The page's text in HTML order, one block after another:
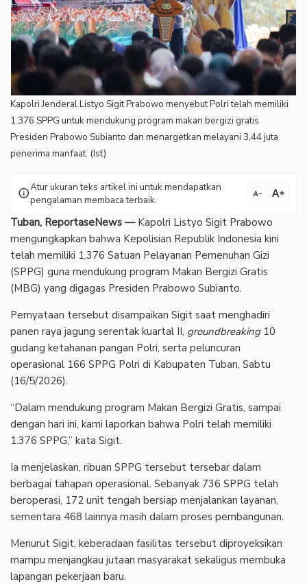
Kapolri Jenderal Listyo Sigit Prabowo menyebut Polri telah memiliki
1.376 SPPG untuk mendukung program makan bergizi gratis
Presiden Prabowo Subianto dan menargetkan melayani 3,44 juta
penerima manfaat. (Ist)
infoAtur ukuran teks artikel ini untuk mendapatkan
pengalaman membaca terbaik.
text_decrease text_increase
Tuban, ReportaseNews —Kapolri Listyo Sigit Prabowo
mengungkapkan bahwa Kepolisian Republik Indonesia kini
telah memiliki 1.376 Satuan Pelayanan Pemenuhan Gizi
(SPPG) guna mendukung program Makan Bergizi Gratis
(MBG) yang digagas Presiden Prabowo Subianto.
‎Pernyataan tersebut disampaikan Sigit saat menghadiri
panen raya jagung serentak kuartal II, groundbreaking10
gudang ketahanan pangan Polri, serta peluncuran
operasional 166 SPPG Polri di Kabupaten Tuban, Sabtu
(16/5/2026).
‎“Dalam mendukung program Makan Bergizi Gratis, sampai
dengan hari ini, kami laporkan bahwa Polri telah memiliki
1.376 SPPG,” kata Sigit.
‎Ia menjelaskan, ribuan SPPG tersebut tersebar dalam
berbagai tahapan operasional. Sebanyak 736 SPPG telah
beroperasi, 172 unit tengah bersiap menjalankan layanan,
sementara 468 lainnya masih dalam proses pembangunan.
‎Menurut Sigit, keberadaan fasilitas tersebut diproyeksikan
mampu menjangkau jutaan masyarakat sekaligus membuka
lapangan pekerjaan baru.